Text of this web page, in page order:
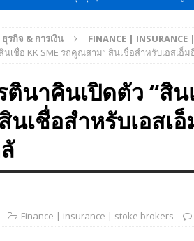
Motor 2026 ที่คนรักรถ ไม่ควรพลาด 25 มี
ามเจดีย์ใหญ่: เมื่อคะแนนนิยม ‘ส้ม’ พุ่งชนกำแพง ‘บ้
ใจผู้ใช้ไทยมากที่สุด
D”
ธุรกิจ & การเงิน
FINANCE | INSURANCE
เชื่อ KK SME รถคูณสาม” สินเชื่อสำหรับเอสเอ็
ตินาคินเปิดตัว “สิน
เชื่อสำหรับเอสเอ็
Finance | insurance | stoke brokers